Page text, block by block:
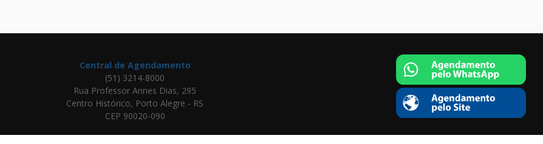
Central de Agendamento
(51) 3214-8000
Rua Professor Annes Dias, 295
Centro Histórico, Porto Alegre - RS
CEP 90020-090